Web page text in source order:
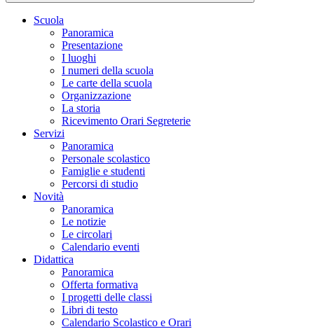
Scuola
Panoramica
Presentazione
I luoghi
I numeri della scuola
Le carte della scuola
Organizzazione
La storia
Ricevimento Orari Segreterie
Servizi
Panoramica
Personale scolastico
Famiglie e studenti
Percorsi di studio
Novità
Panoramica
Le notizie
Le circolari
Calendario eventi
Didattica
Panoramica
Offerta formativa
I progetti delle classi
Libri di testo
Calendario Scolastico e Orari